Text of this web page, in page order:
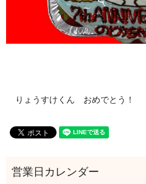
りょうすけくん おめでとう！